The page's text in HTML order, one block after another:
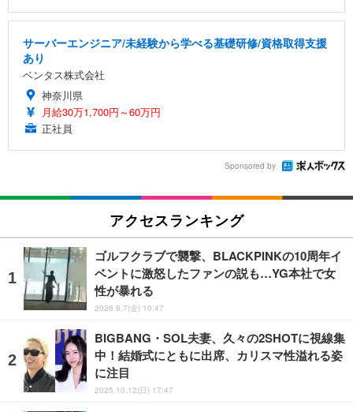
サーバーエンジニア/未経験から学べる基礎研修/資格取得支援
あり
ベンタス株式会社
神奈川県
月給30万1,700円～60万円
正社員
Sponsored by
アクセスランキング
ゴルフクラブで襲撃、BLACKPINKの10周年イ
ベントに激怒したファンの説も…YG本社で女
性が暴れる
2026.8.7(金) 10:47
BIGBANG・SOL夫妻、久々の2SHOTに視線集
中！結婚式にともに出席、カリスマ性溢れる姿
に注目
2025.10.12(日) 17:47